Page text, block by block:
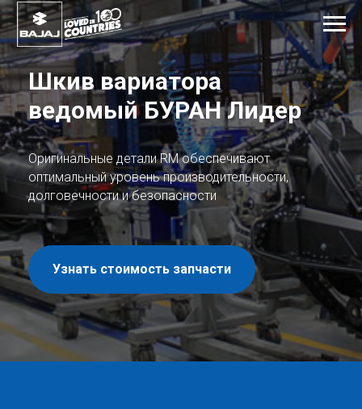
Шкив вариатора
ведомый БУРАН Лидер
Оригинальные детали RM обеспечивают
оптимальный уровень производительности,
долговечности и безопасности
Узнать стоимость запчасти